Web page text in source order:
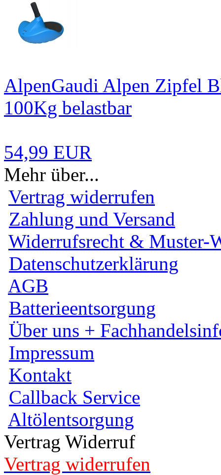
AlpenGaudi Alpen Zipfel
100Kg belastbar
54,99 EUR
Mehr über...
Vertrag widerrufen
Zahlung und Versand
Widerrufsrecht & Muster-
Datenschutzerklärung
AGB
Batterieentsorgung
Über uns +
Impressum
Kontakt
Callback Service
Altölentsorgung
Vertrag Widerruf
Vertrag widerrufen